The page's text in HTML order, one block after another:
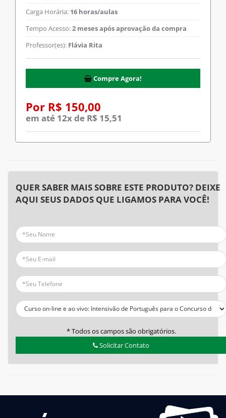
Carga Horária: 16 horas/aulas
Tempo Acesso:2 meses após aprovação da compra
Professor(es): Flávia Rita
Compre Agora!
Por R$ 150,00
em até 12x de R$ 15,51
QUER SABER MAIS SOBRE ESTE PRODUTO? DEIXE
AQUI SEUS DADOS QUE LIGAMOS PARA VOCÊ!
* Todos os campos são obrigatórios.
Solicitar Contato